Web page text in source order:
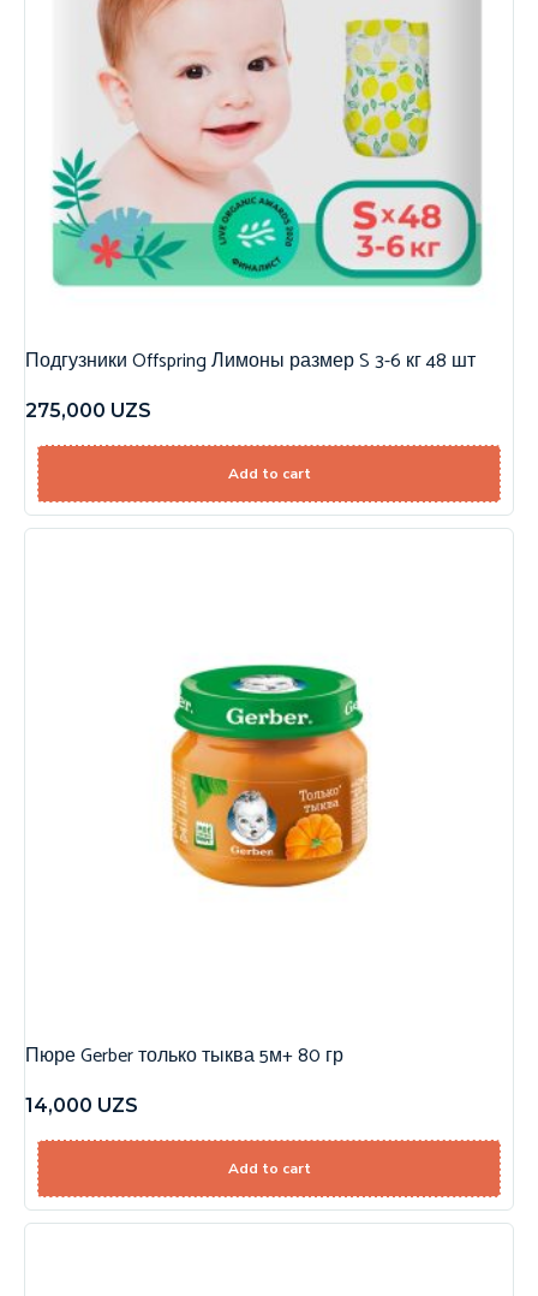
Подгузники Offspring Лимоны размер S 3-6 кг 48 шт
275,000 UZS
Add to cart
Пюре Gerber только тыква 5м+ 80 гр
14,000 UZS
Add to cart